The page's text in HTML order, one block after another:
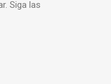
Siga las